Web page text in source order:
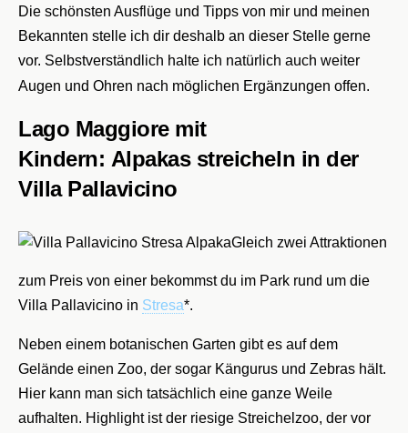
Die schönsten Ausflüge und Tipps von mir und meinen
Bekannten stelle ich dir deshalb an dieser Stelle gerne
vor. Selbstverständlich halte ich natürlich auch weiter
Augen und Ohren nach möglichen Ergänzungen offen.
Lago Maggiore mit
Kindern: Alpakas streicheln in der
Villa Pallavicino
Gleich zwei Attraktionen
zum Preis von einer bekommst du im Park rund um die
Villa Pallavicino in Stresa*.
Neben einem botanischen Garten gibt es auf dem
Gelände einen Zoo, der sogar Kängurus und Zebras hält.
Hier kann man sich tatsächlich eine ganze Weile
aufhalten. Highlight ist der riesige Streichelzoo, der vor